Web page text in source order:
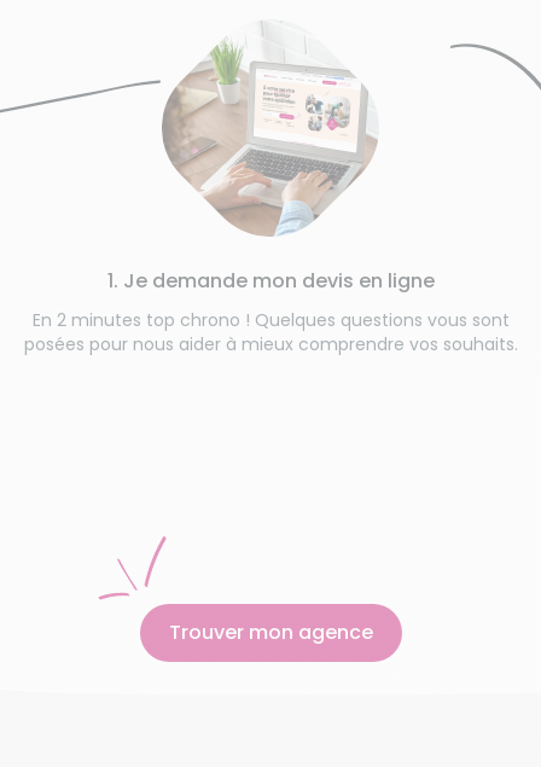
En 2 minutes top chrono ! Quelques questions vous sont
posées pour nous aider à mieux comprendre vos souhaits.
1. Je demande mon devis en ligne
Trouver mon agence